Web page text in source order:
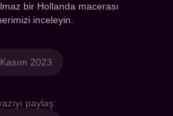
bir Hollanda macerası
inceleyin.
2023
paylaş: